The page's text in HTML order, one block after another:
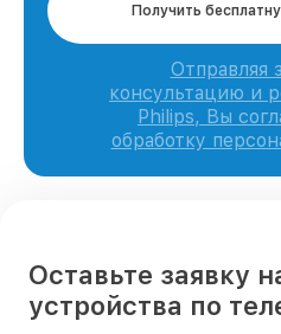
Получить
Отправляя
консультацию и
Philips, Вы
обработку
Оставьте заявку
устройства по